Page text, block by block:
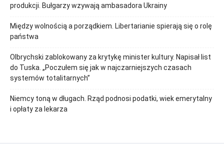
produkcji. Bułgarzy wzywają ambasadora Ukrainy
Między wolnością a porządkiem. Libertarianie spierają się o rolę
państwa
Olbrychski zablokowany za krytykę minister kultury. Napisał list
do Tuska. „Poczułem się jak w najczarniejszych czasach
systemów totalitarnych”
Niemcy toną w długach. Rząd podnosi podatki, wiek emerytalny
i opłaty za lekarza